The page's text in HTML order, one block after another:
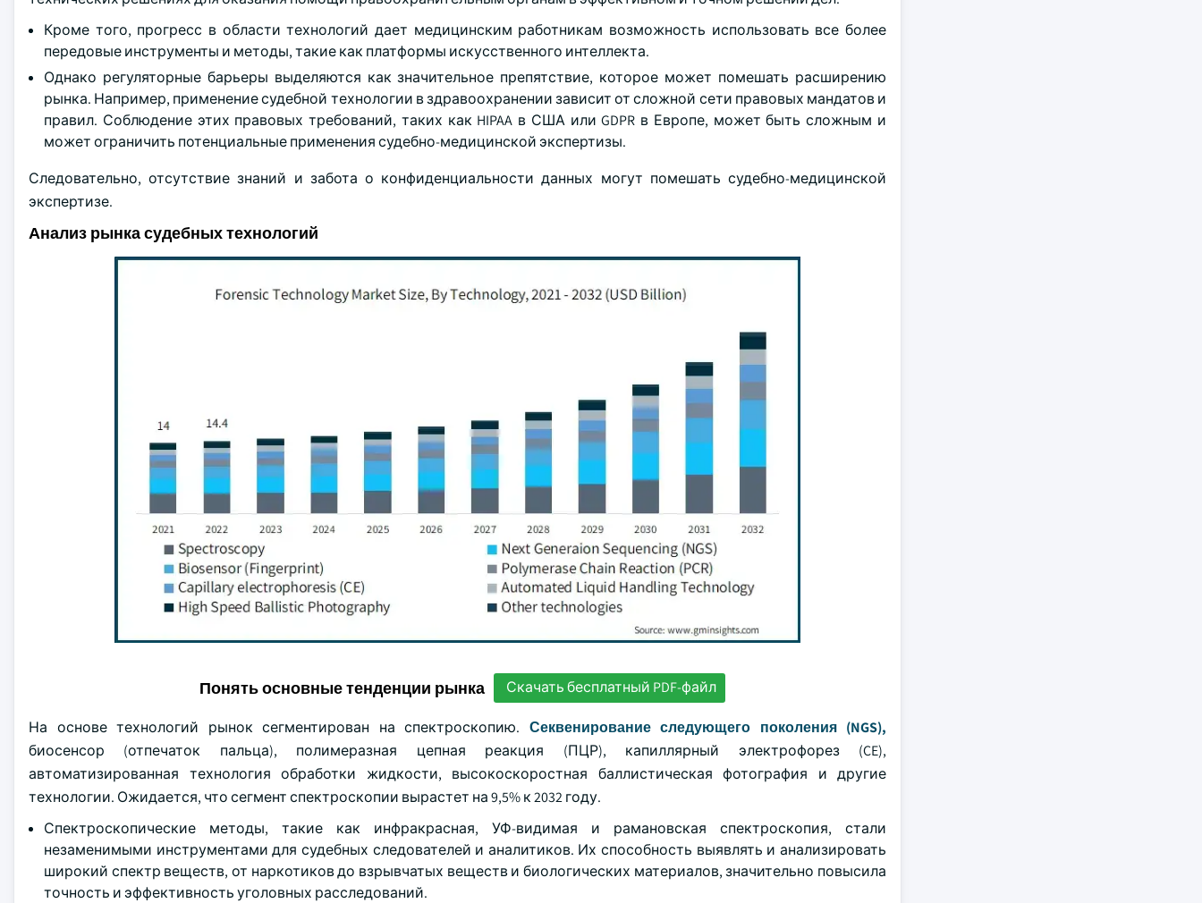
Кроме того, прогресс в области технологий дает медицинским работникам возможность использовать все более
передовые инструменты и методы, такие как платформы искусственного интеллекта.
Однако регуляторные барьеры выделяются как значительное препятствие, которое может помешать расширению
рынка. Например, применение судебной технологии в здравоохранении зависит от сложной сети правовых мандатов и
правил. Соблюдение этих правовых требований, таких как HIPAA в США или GDPR в Европе, может быть сложным и
может ограничить потенциальные применения судебно-медицинской экспертизы.
Следовательно, отсутствие знаний и забота о конфиденциальности данных могут помешать судебно-медицинской
экспертизе.
Анализ рынка судебных технологий
Понять основные тенденции рынка Скачать бесплатный PDF-файл
На основе технологий рынок сегментирован на спектроскопию. Секвенирование следующего поколения (NGS),
биосенсор (отпечаток пальца), полимеразная цепная реакция (ПЦР), капиллярный электрофорез (CE),
автоматизированная технология обработки жидкости, высокоскоростная баллистическая фотография и другие
технологии. Ожидается, что сегмент спектроскопии вырастет на 9,5% к 2032 году.
Спектроскопические методы, такие как инфракрасная, УФ-видимая и рамановская спектроскопия, стали
незаменимыми инструментами для судебных следователей и аналитиков. Их способность выявлять и анализировать
широкий спектр веществ, от наркотиков до взрывчатых веществ и биологических материалов, значительно повысила
точность и эффективность уголовных расследований.